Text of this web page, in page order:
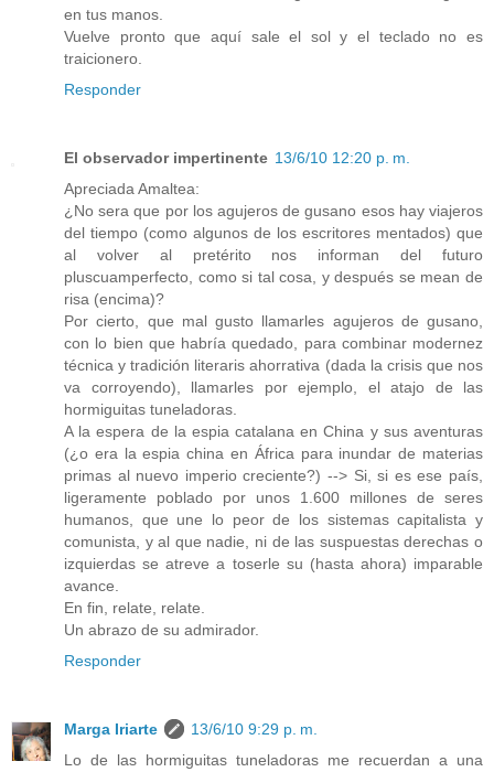
en tus manos.
Vuelve pronto que aquí sale el sol y el teclado no es
traicionero.
Responder
El observador impertinente 13/6/10 12:20 p. m.
Apreciada Amaltea:
¿No sera que por los agujeros de gusano esos hay viajeros
del tiempo (como algunos de los escritores mentados) que
al volver al pretérito nos informan del futuro
pluscuamperfecto, como si tal cosa, y después se mean de
risa (encima)?
Por cierto, que mal gusto llamarles agujeros de gusano,
con lo bien que habría quedado, para combinar modernez
técnica y tradición literaris ahorrativa (dada la crisis que nos
va corroyendo), llamarles por ejemplo, el atajo de las
hormiguitas tuneladoras.
A la espera de la espia catalana en China y sus aventuras
(¿o era la espia china en África para inundar de materias
primas al nuevo imperio creciente?) --> Si, si es ese país,
ligeramente poblado por unos 1.600 millones de seres
humanos, que une lo peor de los sistemas capitalista y
comunista, y al que nadie, ni de las suspuestas derechas o
izquierdas se atreve a toserle su (hasta ahora) imparable
avance.
En fin, relate, relate.
Un abrazo de su admirador.
Responder
Marga Iriarte
13/6/10 9:29 p. m.
Lo de las hormiguitas tuneladoras me recuerdan a una